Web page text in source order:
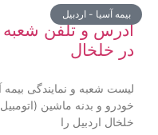
بیمه آسیا - اردبیل
آدرس و تلفن شعبه
در خلخال
لیست شعبه و نمایندگی
خودرو و بدنه ماشین
خلخال اردبیل را